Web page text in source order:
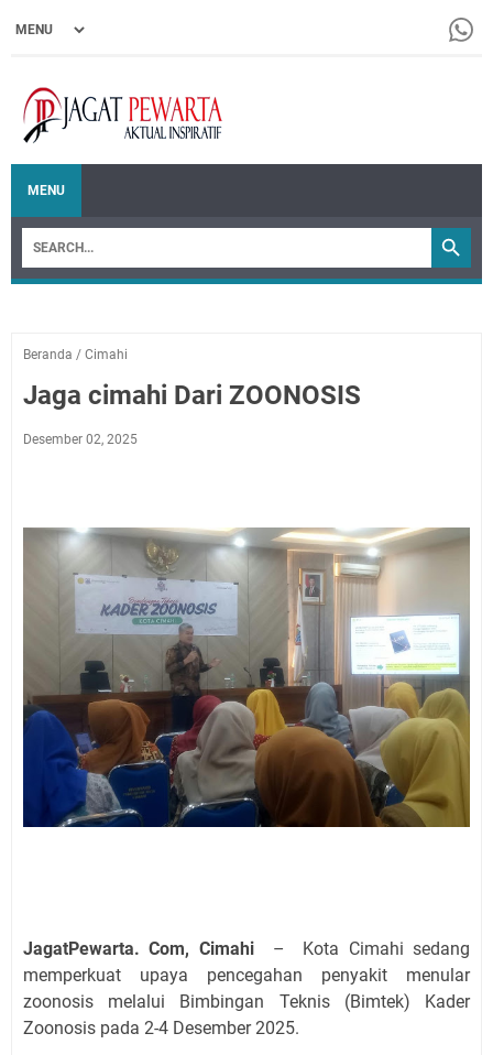
MENU
Beranda / Cimahi
Jaga cimahi Dari ZOONOSIS
Desember 02, 2025
JagatPewarta. Com, Cimahi
– Kota Cimahi sedang
memperkuat upaya pencegahan penyakit menular
zoonosis melalui Bimbingan Teknis (Bimtek) Kader
Zoonosis pada 2-4 Desember 2025.